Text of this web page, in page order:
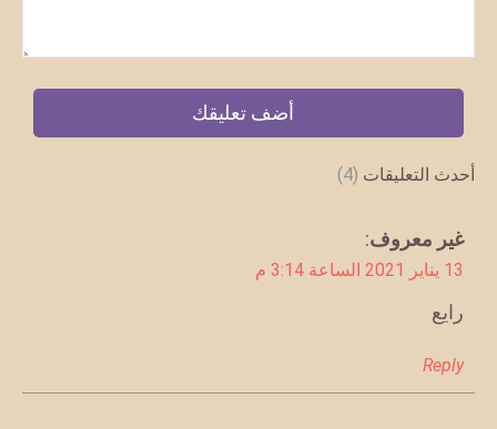
أحدث التعليقات (4)
يقول
غير معروف:
13 يناير 2021 الساعة 3:14 م
رايع
Reply